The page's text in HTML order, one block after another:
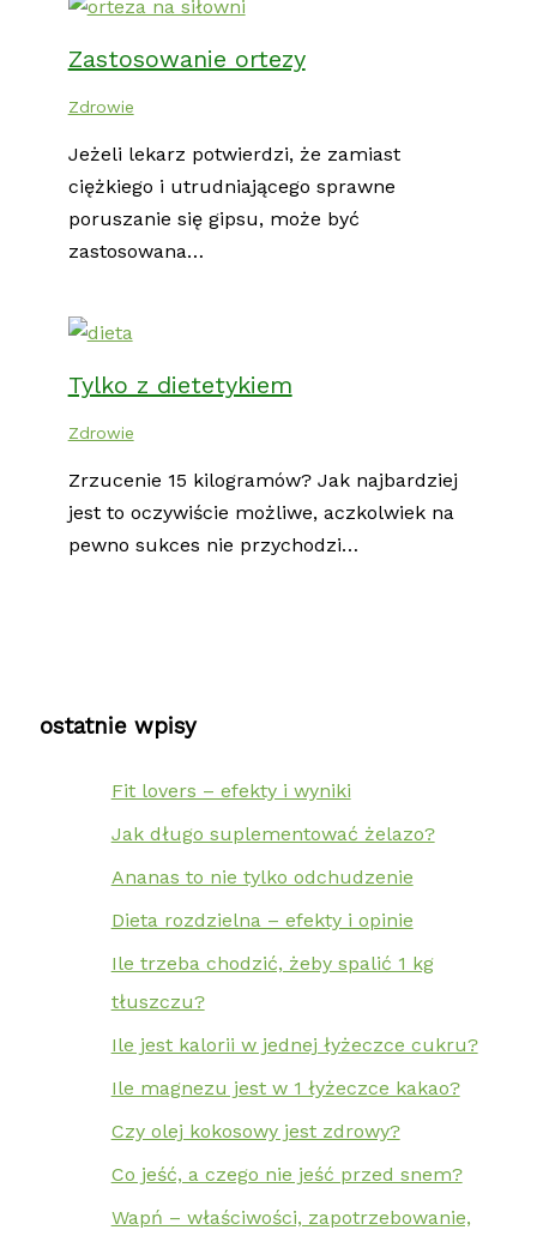
Zastosowanie ortezy
Zdrowie
Jeżeli lekarz potwierdzi, że zamiast
ciężkiego i utrudniającego sprawne
poruszanie się gipsu, może być
zastosowana…
Tylko z dietetykiem
Zdrowie
Zrzucenie 15 kilogramów? Jak najbardziej
jest to oczywiście możliwe, aczkolwiek na
pewno sukces nie przychodzi…
ostatnie wpisy
Fit lovers – efekty i wyniki
Jak długo suplementować żelazo?
Ananas to nie tylko odchudzenie
Dieta rozdzielna – efekty i opinie
Ile trzeba chodzić, żeby spalić 1 kg
tłuszczu?
Ile jest kalorii w jednej łyżeczce cukru?
Ile magnezu jest w 1 łyżeczce kakao?
Czy olej kokosowy jest zdrowy?
Co jeść, a czego nie jeść przed snem?
Wapń – właściwości, zapotrzebowanie,